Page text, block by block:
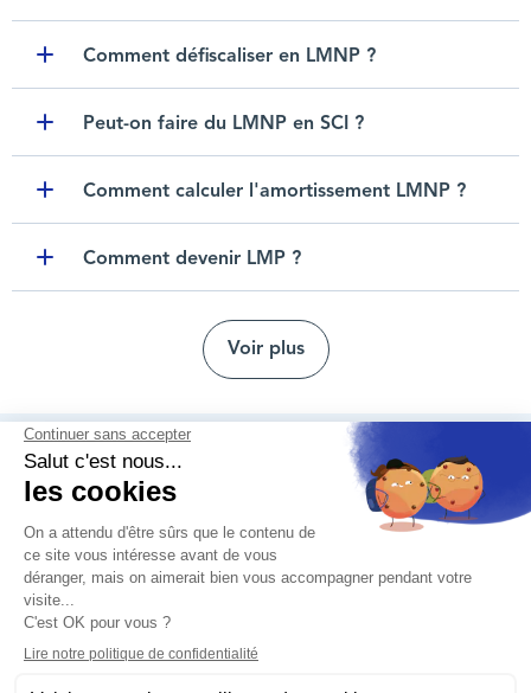
Comment défiscaliser en LMNP ?
Peut-on faire du LMNP en SCI ?
Comment calculer l'amortissement LMNP ?
Comment devenir LMP ?
Voir plus
Protection des données personnelles
Réclamation et médiation